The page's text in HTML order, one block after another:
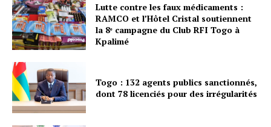
Lutte contre les faux médicaments :
RAMCO et l’Hôtel Cristal soutiennent
la 8ᵉ campagne du Club RFI Togo à
Kpalimé
Togo : 132 agents publics sanctionnés,
dont 78 licenciés pour des irrégularités